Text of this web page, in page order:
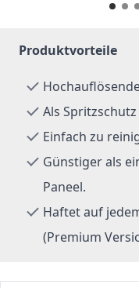
Produktvorteile
Als
Einfach zu
Günstiger als
Paneel.
Haftet auf
(Premium